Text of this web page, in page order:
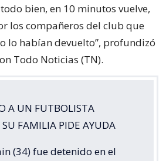
bien, en 10 minutos vuelve,
los compañeros del club que
lo habían devuelto”, profundizó
Todo Noticias (TN).
A UN FUTBOLISTA
FAMILIA PIDE AYUDA
(34) fue detenido en el